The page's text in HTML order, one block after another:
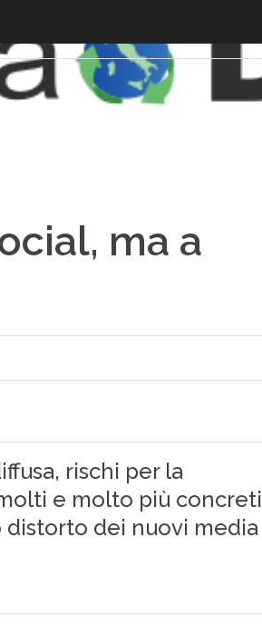
ma a
rischi per la
e molto più concreti
distorto dei nuovi media